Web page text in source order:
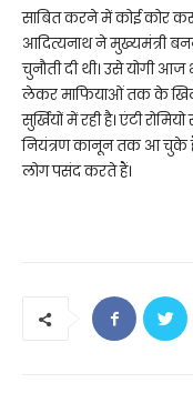
साबित करने में कोई कोर
आदित्यनाथ ने मुख्यमंत्री
चुनौती दी थी। उसे योगी
लेकर माफियाओं तक के
सुर्खियों में रही है। एंटी
नियंत्रण कानून तक आ चुके
लोग पसंद करते हैं।